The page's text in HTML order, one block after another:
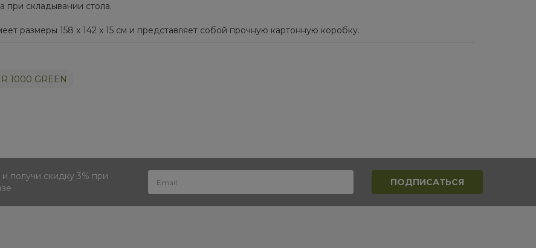
при складывании стола.
размеры 158 х 142 х 15 см и представляет собой прочную картонную коробку.
1000 GREEN
получи скидку 3% при